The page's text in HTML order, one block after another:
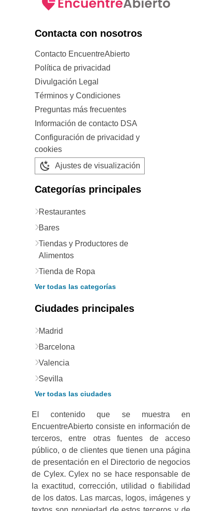
Contacta con nosotros
Contacto EncuentreAbierto
Política de privacidad
Divulgación Legal
Términos y Condiciones
Preguntas más frecuentes
Información de contacto DSA
Configuración de privacidad y
cookies
Ajustes de visualización
Categorías principales
Restaurantes
Bares
Tiendas y Productores de
Alimentos
Tienda de Ropa
Ver todas las categorías
Ciudades principales
Madrid
Barcelona
Valencia
Sevilla
Ver todas las ciudades
El contenido que se muestra en
EncuentreAbierto consiste en información de
terceros, entre otras fuentes de acceso
público, o de clientes que tienen una página
de presentación en el Directorio de negocios
de Cylex. Cylex no se hace responsable de
la exactitud, corrección, utilidad o fiabilidad
de los datos. Las marcas, logos, imágenes y